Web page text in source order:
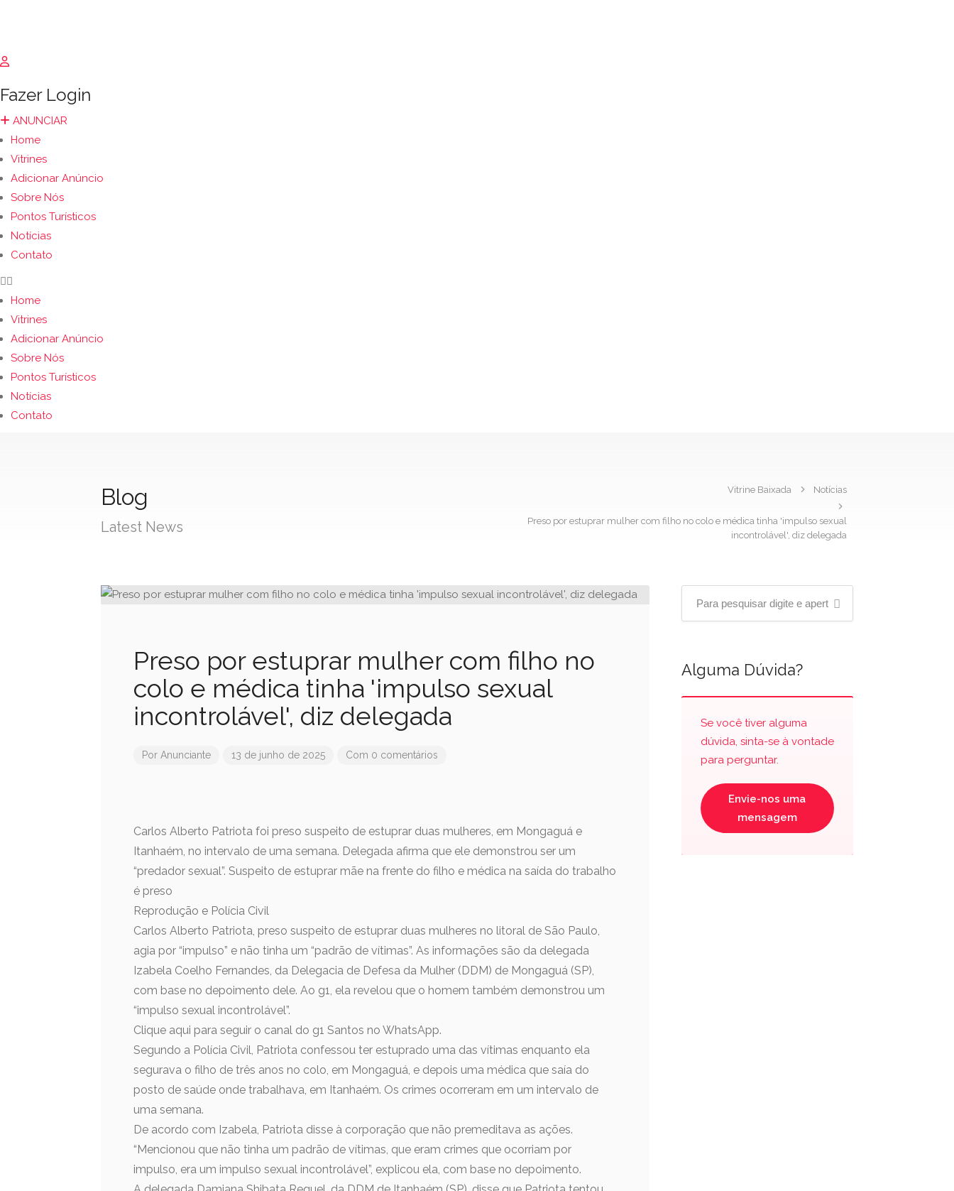
Fazer Login
ANUNCIAR
Home
Vitrines
Adicionar Anúncio
Sobre Nós
Pontos Turísticos
Notícias
Contato
Home
Vitrines
Adicionar Anúncio
Sobre Nós
Pontos Turísticos
Notícias
Contato
Blog
Latest News
Vitrine Baixada Notícias
Preso por estuprar mulher com filho no colo e médica tinha 'impulso sexual
incontrolável', diz delegada
Preso por estuprar mulher com filho no
colo e médica tinha 'impulso sexual
incontrolável', diz delegada
Por Anunciante 13 de junho de 2025 Com 0 comentários
Carlos Alberto Patriota foi preso suspeito de estuprar duas mulheres, em Mongaguá e
Itanhaém, no intervalo de uma semana. Delegada afirma que ele demonstrou ser um
“predador sexual”. Suspeito de estuprar mãe na frente do filho e médica na saída do trabalho
é preso
Reprodução e Polícia Civil
Carlos Alberto Patriota, preso suspeito de estuprar duas mulheres no litoral de São Paulo,
agia por “impulso” e não tinha um “padrão de vítimas”. As informações são da delegada
Izabela Coelho Fernandes, da Delegacia de Defesa da Mulher (DDM) de Mongaguá (SP),
com base no depoimento dele. Ao g1, ela revelou que o homem também demonstrou um
“impulso sexual incontrolável”.
Clique aqui para seguir o canal do g1 Santos no WhatsApp.
Segundo a Polícia Civil, Patriota confessou ter estuprado uma das vítimas enquanto ela
segurava o filho de três anos no colo, em Mongaguá, e depois uma médica que saía do
posto de saúde onde trabalhava, em Itanhaém. Os crimes ocorreram em um intervalo de
uma semana.
De acordo com Izabela, Patriota disse à corporação que não premeditava as ações.
“Mencionou que não tinha um padrão de vítimas, que eram crimes que ocorriam por
impulso, era um impulso sexual incontrolável”, explicou ela, com base no depoimento.
Alguma Dúvida?
Se você tiver alguma
dúvida, sinta-se à vontade
para perguntar.
Envie-nos uma
mensagem